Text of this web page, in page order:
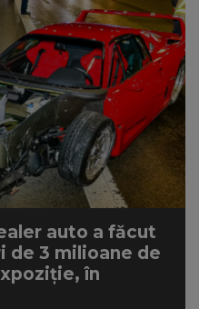
auto a făcut
de 3 milioane de
în